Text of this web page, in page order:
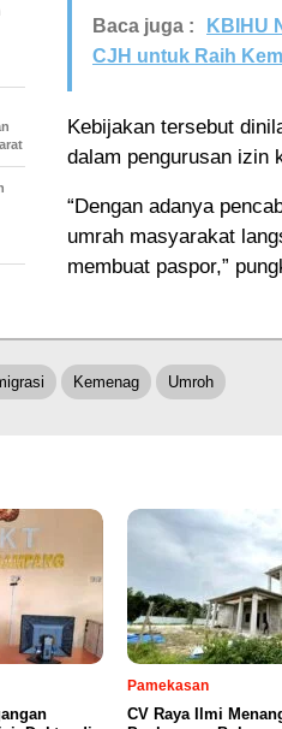
Baca juga :
KBIHU
CJH untuk Raih
Kebijakan tersebut
dalam pengurusan izin
“Dengan adanya
umrah masyarakat
membuat paspor,”
Kemenag Umroh
Pamekasan
CV Raya Ilmi